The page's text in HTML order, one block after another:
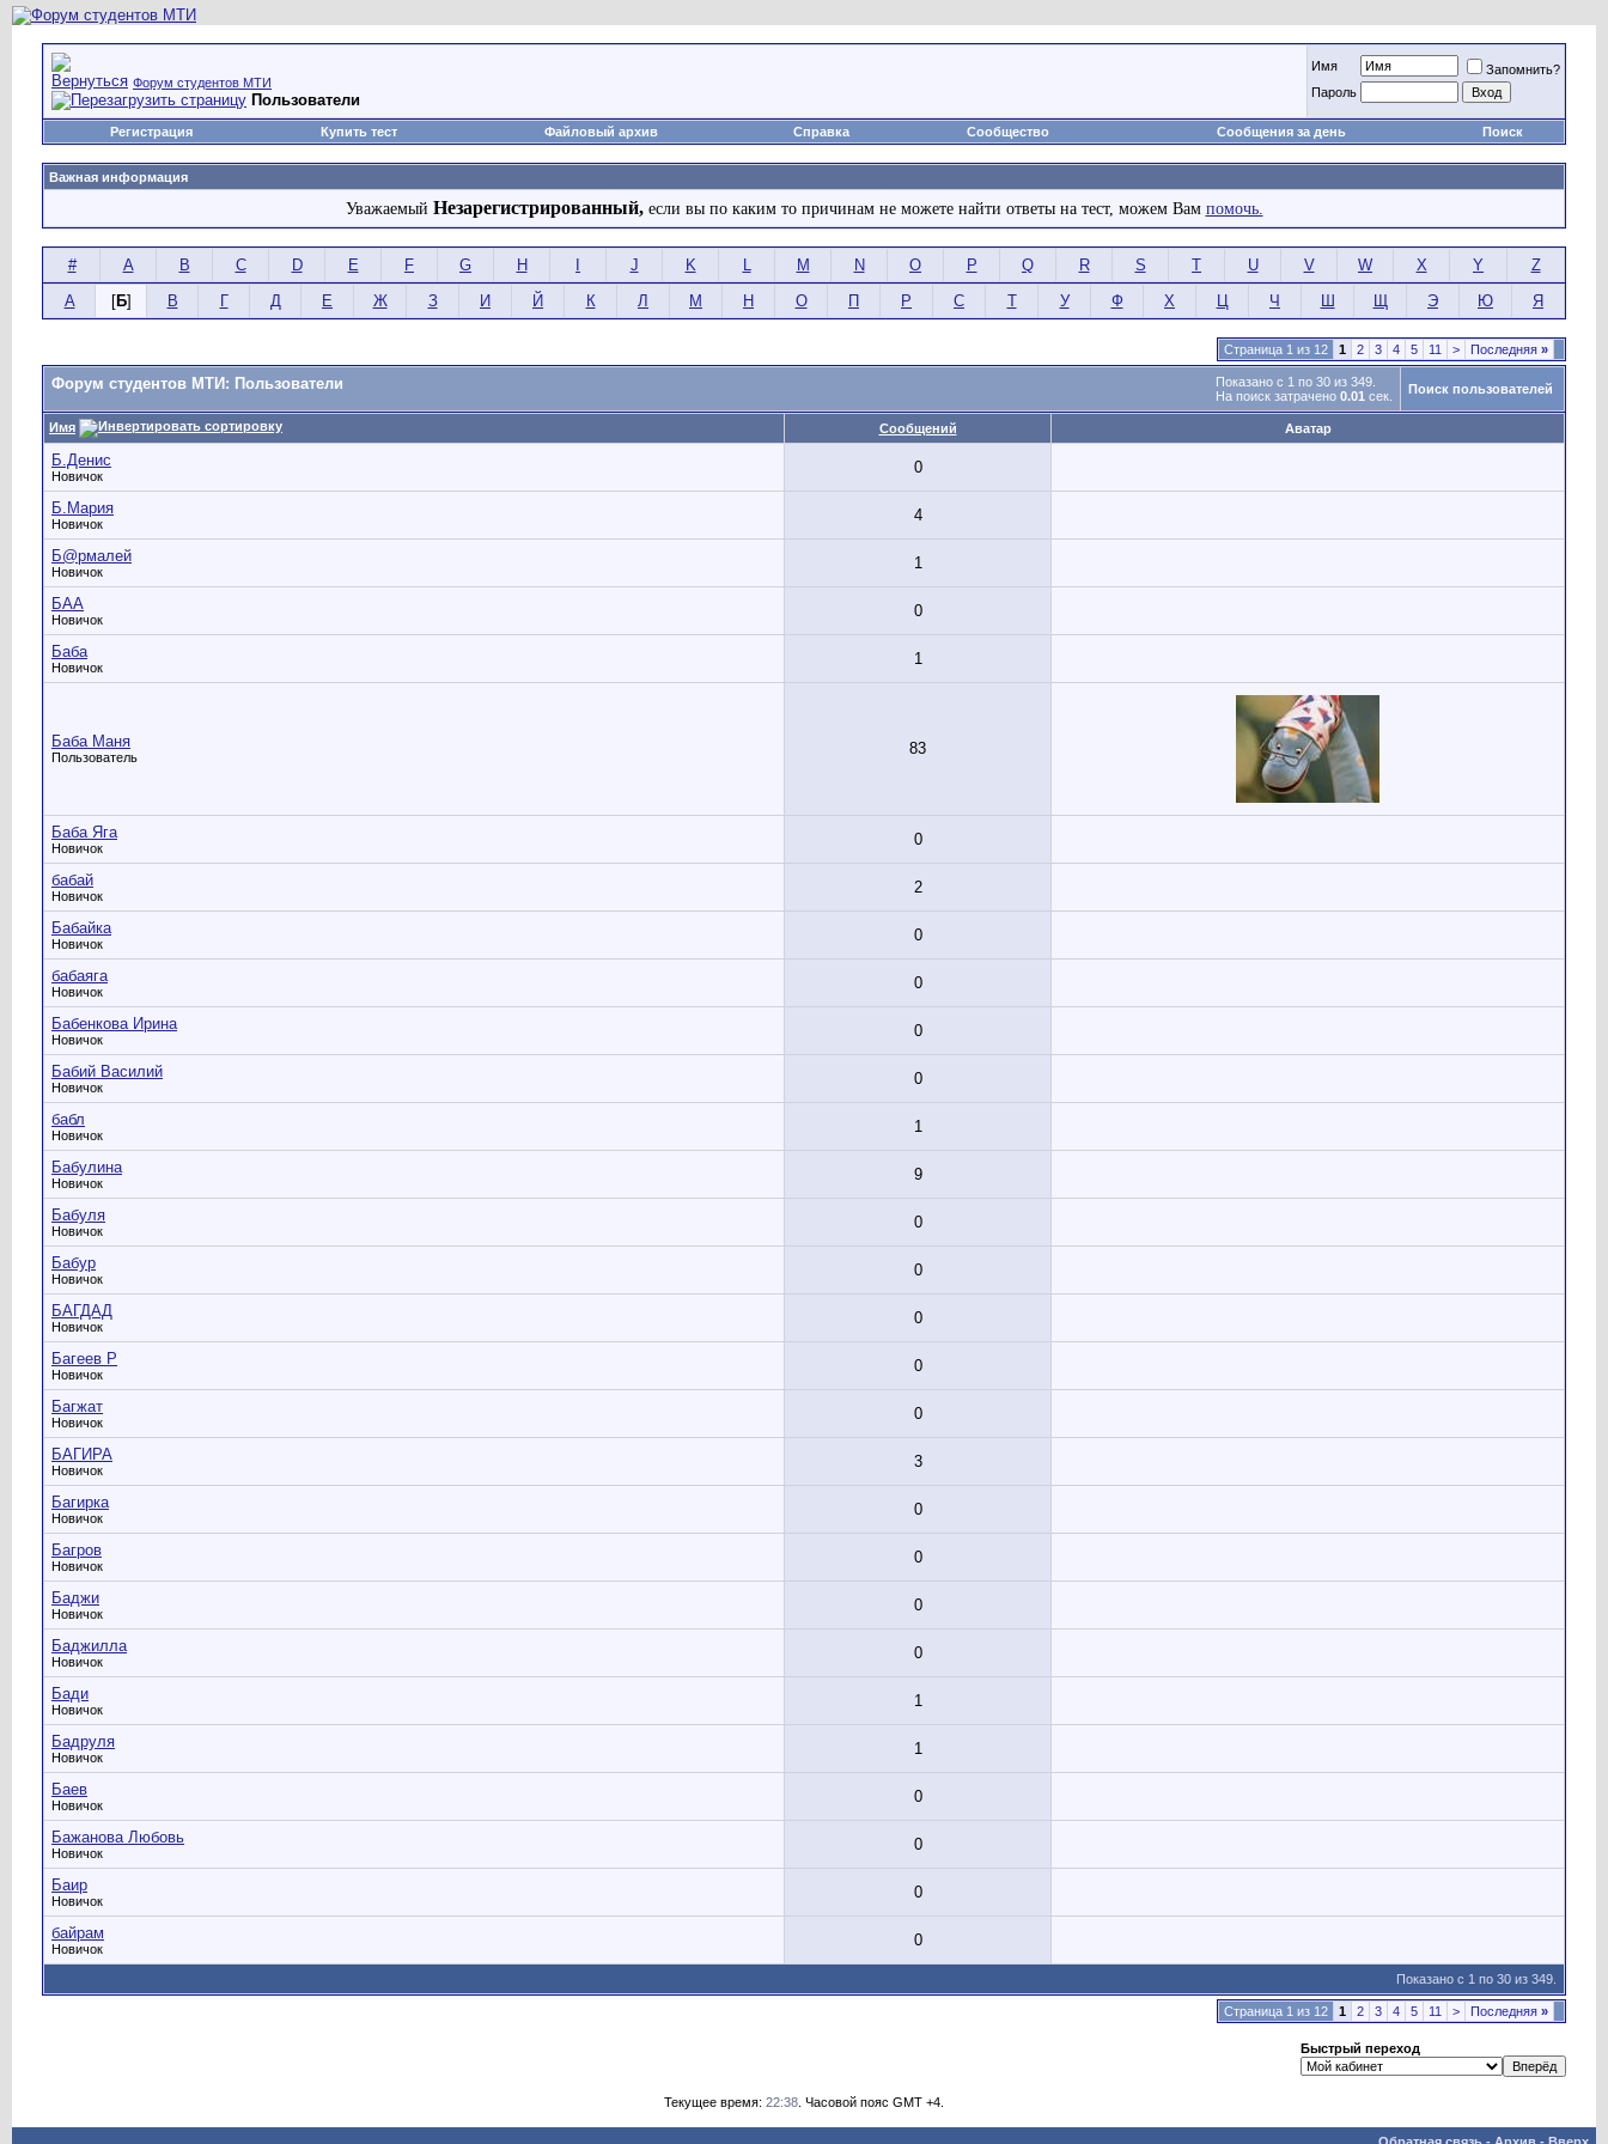
Форум студентов МТИ
Пользователи
Имя
Запомнить?
Пароль
Регистрация Купить тест Файловый архив Справка Сообщество Сообщения за день Поиск
Важная информация
Уважаемый Незарегистрированный, если вы по каким то причинам не можете найти ответы на тест, можем Вам помочь.
# A B C D E F G H J K L M N O P Q R S T U V W X Y
Z
А
[Б] В Г Д Е Ж З И Й К Л М Н О П Р С Т У Ф Х Ц Ч Ш Щ Э Ю Я
Страница 1 из 12 1 2 3 4 5 11 > Последняя »
Показано с 1 по 30 из 349.
На поиск затрачено 0.01 сек.
Форум студентов МТИ: Пользователи Поиск пользователей
Имя Сообщений Аватар
Б.Денис
Новичок 0
Б.Мария
Новичок 4
Б@рмалей
Новичок 1
БАА
Новичок 0
Баба
Новичок 1
Баба Маня
Пользователь 83
Баба Яга
Новичок 0
бабай
Новичок 2
Бабайка
Новичок 0
бабаяга
Новичок 0
Бабенкова Ирина
Новичок 0
Бабий Василий
Новичок 0
бабл
Новичок 1
Бабулина
Новичок 9
Бабуля
Новичок 0
Бабур
Новичок 0
БАГДАД
Новичок 0
Багеев Р
Новичок 0
Багжат
Новичок 0
БАГИРА
Новичок 3
Багирка
Новичок 0
Багров
Новичок 0
Баджи
Новичок 0
Баджилла
Новичок 0
Бади
Новичок 1
Бадруля
Новичок 1
Баев
Новичок 0
Бажанова Любовь
Новичок 0
Баир
Новичок 0
байрам
Новичок 0
Показано с 1 по 30 из 349.
Страница 1 из 12 1 2 3 4 5 11 > Последняя »
Быстрый переход
Текущее время: 22:38 . Часовой пояс GMT +4.